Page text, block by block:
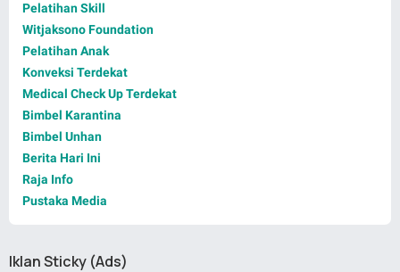
Pelatihan Skill
Witjaksono Foundation
Pelatihan Anak
Konveksi Terdekat
Medical Check Up Terdekat
Bimbel Karantina
Bimbel Unhan
Berita Hari Ini
Raja Info
Pustaka Media
Iklan Sticky (Ads)